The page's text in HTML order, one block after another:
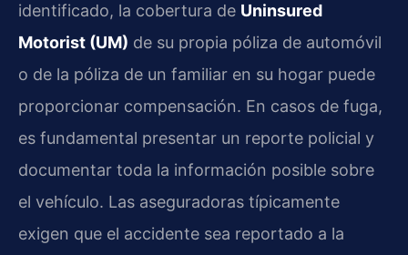
identificado, la cobertura de Uninsured
Motorist (UM) de su propia póliza de automóvil
o de la póliza de un familiar en su hogar puede
proporcionar compensación. En casos de fuga,
es fundamental presentar un reporte policial y
documentar toda la información posible sobre
el vehículo. Las aseguradoras típicamente
exigen que el accidente sea reportado a la